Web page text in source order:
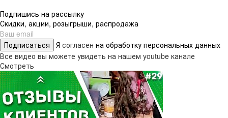
Подпишись на рассылку
Скидки, акции, розыгрыши, распродажа
Подписаться Я согласен на обработку персональных данных
Все видео вы можете увидеть на нашем youtube канале
Смотреть